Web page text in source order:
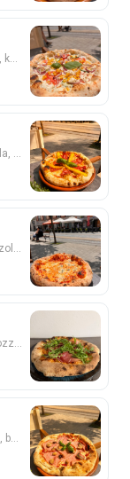
paradicsomszósz, uborka, paradicsom, hagyma, kukorica, feta
paradicsomszósz, pepperoni szalámi, mozzarella, pepperoni paprika
paradicsomszósz, mozzarella, cheddar, gorgonzola, trappista
paradicsomszósz, prosciutto sonka, rukkola, mozzarella, bazsalikom
paradicsomszósz, mozzarella, sonka és gomba, bazsalikom